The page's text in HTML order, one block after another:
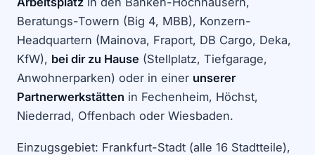
Beratungs-Towern (Big 4, MBB), Konzern-
Headquartern (Mainova, Fraport, DB Cargo, Deka,
KfW), bei dir zu Hause (Stellplatz, Tiefgarage,
Anwohnerparken) oder in einer unserer
Partnerwerkstätten in Fechenheim, Höchst,
Niederrad, Offenbach oder Wiesbaden.
Einzugsgebiet: Frankfurt-Stadt (alle 16 Stadtteile),